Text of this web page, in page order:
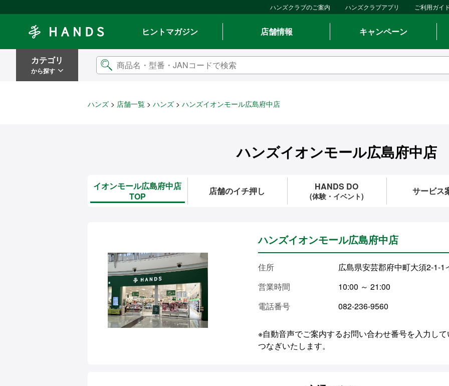
ハンズクラブのご案内 ハンズクラブアプリ ご利用ガイ
ヒントマガジン
店舗情報 キャンペーン
カテゴリ
から探す
ハンズ 店舗一覧 ハンズ ハンズイオンモール広島府中店
ハンズイオンモール広島府中店
イオンモール広島府中店
TOP
店舗のイチ押し HANDS DO
(体験・イベント) サービス
ハンズイオンモール広島府中店
住所
広島県安芸郡府中町大須2-1-
営業時間
10:00 ～ 21:00
電話番号
082-236-9560
※自動音声でご案内するお問い合わせ番号を入力し
つなぎいたします。